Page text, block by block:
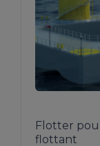
Flotter
flottant